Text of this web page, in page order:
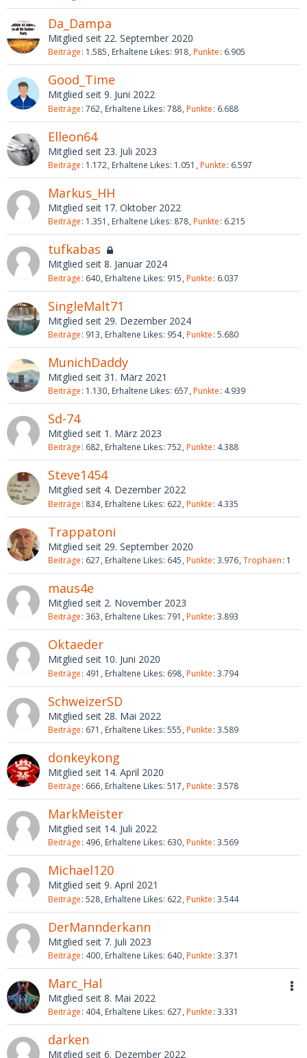
Da_Dampa
Mitglied seit 22. September 2020
Beiträge 1.585 Erhaltene Likes 918 Punkte 6.905
Good_Time
Mitglied seit 9. Juni 2022
Beiträge 762 Erhaltene Likes 788 Punkte 6.688
Elleon64
Mitglied seit 23. Juli 2023
Beiträge 1.172 Erhaltene Likes 1.051 Punkte 6.597
Markus_HH
Mitglied seit 17. Oktober 2022
Beiträge 1.351 Erhaltene Likes 878 Punkte 6.215
tufkabas
Mitglied seit 8. Januar 2024
Beiträge 640 Erhaltene Likes 915 Punkte 6.037
SingleMalt71
Mitglied seit 29. Dezember 2024
Beiträge 913 Erhaltene Likes 954 Punkte 5.680
MunichDaddy
Mitglied seit 31. März 2021
Beiträge 1.130 Erhaltene Likes 657 Punkte 4.939
Sd-74
Mitglied seit 1. März 2023
Beiträge 682 Erhaltene Likes 752 Punkte 4.388
Steve1454
Mitglied seit 4. Dezember 2022
Beiträge 834 Erhaltene Likes 622 Punkte 4.335
Trappatoni
Mitglied seit 29. September 2020
Beiträge 627 Erhaltene Likes 645 Punkte 3.976 Trophäen 1
maus4e
Mitglied seit 2. November 2023
Beiträge 363 Erhaltene Likes 791 Punkte 3.893
Oktaeder
Mitglied seit 10. Juni 2020
Beiträge 491 Erhaltene Likes 698 Punkte 3.794
SchweizerSD
Mitglied seit 28. Mai 2022
Beiträge 671 Erhaltene Likes 555 Punkte 3.589
donkeykong
Mitglied seit 14. April 2020
Beiträge 666 Erhaltene Likes 517 Punkte 3.578
MarkMeister
Mitglied seit 14. Juli 2022
Beiträge 496 Erhaltene Likes 630 Punkte 3.569
Michael120
Mitglied seit 9. April 2021
Beiträge 528 Erhaltene Likes 622 Punkte 3.544
DerMannderkann
Mitglied seit 7. Juli 2023
Beiträge 400 Erhaltene Likes 640 Punkte 3.371
Marc_Hal
Mitglied seit 8. Mai 2022
Beiträge 404 Erhaltene Likes 627 Punkte 3.331
darken
Mitglied seit 6. Dezember 2022